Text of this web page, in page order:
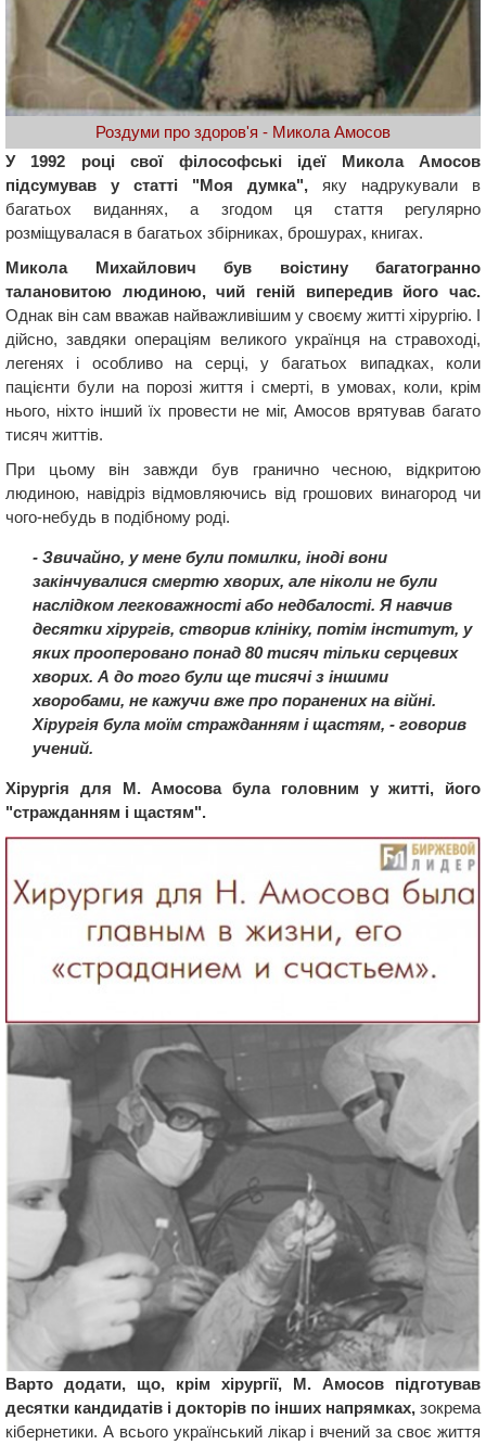
Роздуми про здоров'я - Микола Амосов
У 1992 році свої філософські ідеї Микола Амосов
підсумував у статті "Моя думка", яку надрукували в
багатьох виданнях, а згодом ця стаття регулярно
розміщувалася в багатьох збірниках, брошурах, книгах.
Микола Михайлович був воістину багатогранно
талановитою людиною, чий геній випередив його час.
Однак він сам вважав найважливішим у своєму житті хірургію. І
дійсно, завдяки операціям великого українця на стравоході,
легенях і особливо на серці, у багатьох випадках, коли
пацієнти були на порозі життя і смерті, в умовах, коли, крім
нього, ніхто інший їх провести не міг, Амосов врятував багато
тисяч життів.
При цьому він завжди був гранично чесною, відкритою
людиною, навідріз відмовляючись від грошових винагород чи
чого-небудь в подібному роді.
- Звичайно, у мене були помилки, іноді вони
закінчувалися смертю хворих, але ніколи не були
наслідком легковажності або недбалості. Я навчив
десятки хірургів, створив клiнiку, потiм iнститут, у
яких прооперовано понад 80 тисяч тільки серцевих
хворих. А до того були ще тисячі з іншими
хворобами, не кажучи вже про поранених на війні.
Хірургія була моїм стражданням і щастям, - говорив
учений.
Хірургія для М. Амосова була головним у житті, його
"стражданням і щастям".
Варто додати, що, крім хірургії, М. Амосов підготував
десятки кандидатів і докторів по інших напрямках, зокрема
кібернетики. А всього український лікар і вчений за своє життя